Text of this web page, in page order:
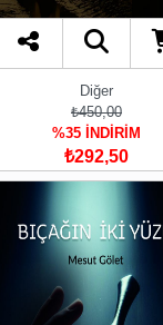
Diğer
₺450,00
%35 İNDİRİM
₺292,50